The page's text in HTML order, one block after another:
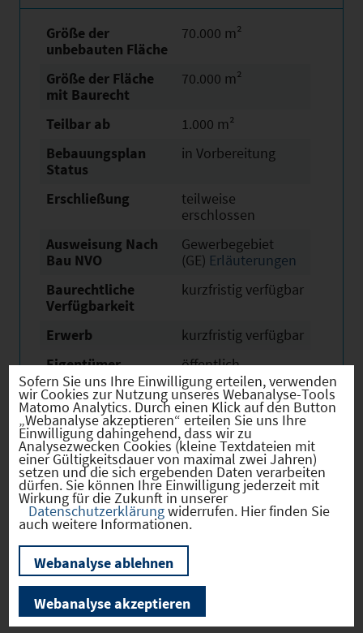
Größe der
unbebauten Fläche
70.000 m²
Größe der Fläche
mit Baurecht
70.000 m²
Teilbar ab
1.000 m²
Bebauungsplan
Status
in Vorbereitung
Erschließung
teilweise
erschlossen
Ausweisung Nach
Bau NVO
Gewerbegebiet
(GE) Erläuterungen
Baurechtliche
Verfügbarkeit
kurzfristig verfügbar
Erwerb
kurzfristig verfügbar
Eigentümer
öffentlich
Derzeitige Nutzung
Land- oder
Fortwirtschaftlich
Verkehr
Infrastruktur
Sofern Sie uns Ihre Einwilligung erteilen, verwenden
wir Cookies zur Nutzung unseres Webanalyse-Tools
Matomo Analytics. Durch einen Klick auf den Button
„Webanalyse akzeptieren“ erteilen Sie uns Ihre
Einwilligung dahingehend, dass wir zu
Analysezwecken Cookies (kleine Textdateien mit
einer Gültigkeitsdauer von maximal zwei Jahren)
setzen und die sich ergebenden Daten verarbeiten
dürfen. Sie können Ihre Einwilligung jederzeit mit
Wirkung für die Zukunft in unserer
Datenschutzerklärungwiderrufen. Hier finden Sie
auch weitere Informationen.
Webanalyse ablehnen
Webanalyse akzeptieren